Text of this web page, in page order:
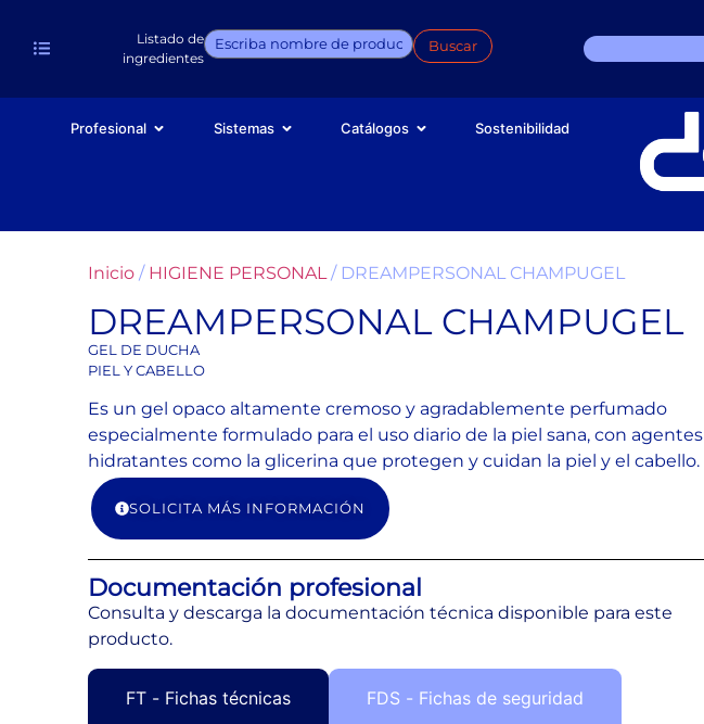
Listado de
ingredientes
Buscar
Profesional Sistemas Catálogos
Sostenibilidad
Inicio/ HIGIENE PERSONAL/ DREAMPERSONAL CHAMPUGEL
DREAMPERSONAL CHAMPUGEL
GEL DE DUCHA
PIEL Y CABELLO
Es un gel opaco altamente cremoso y agradablemente perfumado
especialmente formulado para el uso diario de la piel sana, con agentes
hidratantes como la glicerina que protegen y cuidan la piel y el cabello.
SOLICITA MÁS INFORMACIÓN
Documentación profesional
Consulta y descarga la documentación técnica disponible para este
producto.
FT - Fichas técnicas FDS - Fichas de seguridad